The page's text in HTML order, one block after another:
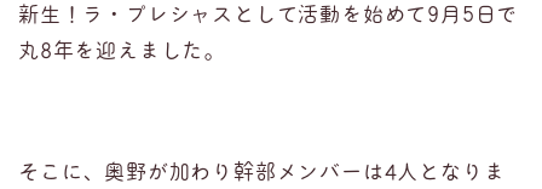
新生！ラ・プレシャスとして活動を始めて9月5日で
丸8年を迎えました。
そこに、奥野が加わり幹部メンバーは4人となりま